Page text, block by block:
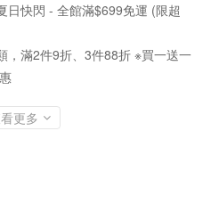
日快閃 - 全館滿$699免運 (限超
，滿2件9折、3件88折 ※買一送一
更多